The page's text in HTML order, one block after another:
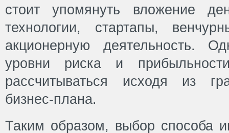
стоит упомянуть вложение
технологии, стартапы,
акционерную деятельность.
уровни риска и
рассчитываться исходя из
бизнес-плана.
Таким образом, выбор способа